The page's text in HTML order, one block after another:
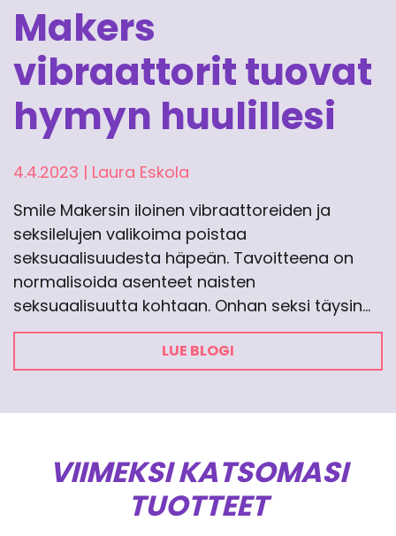
Makers
vibraattorit tuovat
hymyn huulillesi
4.4.2023 | Laura Eskola
Smile Makersin iloinen vibraattoreiden ja
seksilelujen valikoima poistaa
seksuaalisuudesta häpeän. Tavoitteena on
normalisoida asenteet naisten
seksuaalisuutta kohtaan. Onhan seksi täysin…
LUE BLOGI
VIIMEKSI KATSOMASI
TUOTTEET